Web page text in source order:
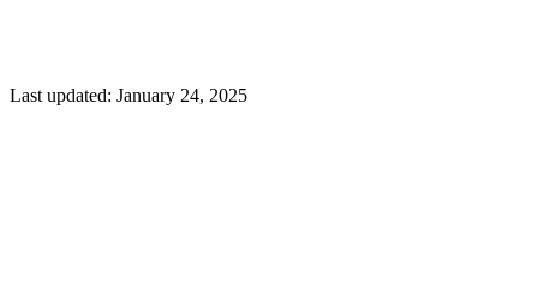
Last updated: January 24, 2025